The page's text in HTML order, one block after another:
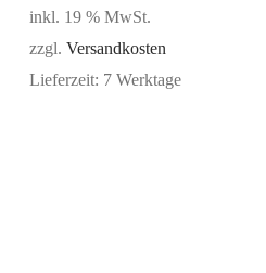
inkl. 19 % MwSt.
zzgl. Versandkosten
Lieferzeit: 7 Werktage